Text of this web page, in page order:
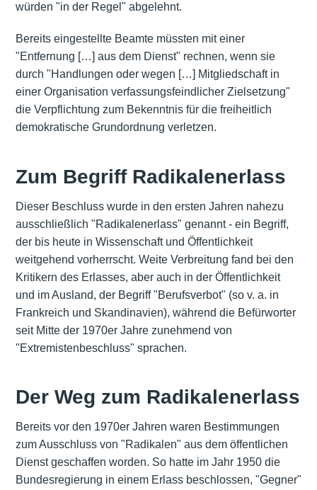
würden "in der Regel" abgelehnt.
Bereits eingestellte Beamte müssten mit einer
"Entfernung […] aus dem Dienst" rechnen, wenn sie
durch "Handlungen oder wegen […] Mitgliedschaft in
einer Organisation verfassungsfeindlicher Zielsetzung"
die Verpflichtung zum Bekenntnis für die freiheitlich
demokratische Grundordnung verletzen.
Zum Begriff Radikalenerlass
Dieser Beschluss wurde in den ersten Jahren nahezu
ausschließlich "Radikalenerlass" genannt - ein Begriff,
der bis heute in Wissenschaft und Öffentlichkeit
weitgehend vorherrscht. Weite Verbreitung fand bei den
Kritikern des Erlasses, aber auch in der Öffentlichkeit
und im Ausland, der Begriff "Berufsverbot" (so v. a. in
Frankreich und Skandinavien), während die Befürworter
seit Mitte der 1970er Jahre zunehmend von
"Extremistenbeschluss" sprachen.
Der Weg zum Radikalenerlass
Bereits vor den 1970er Jahren waren Bestimmungen
zum Ausschluss von "Radikalen" aus dem öffentlichen
Dienst geschaffen worden. So hatte im Jahr 1950 die
Bundesregierung in einem Erlass beschlossen, "Gegner"